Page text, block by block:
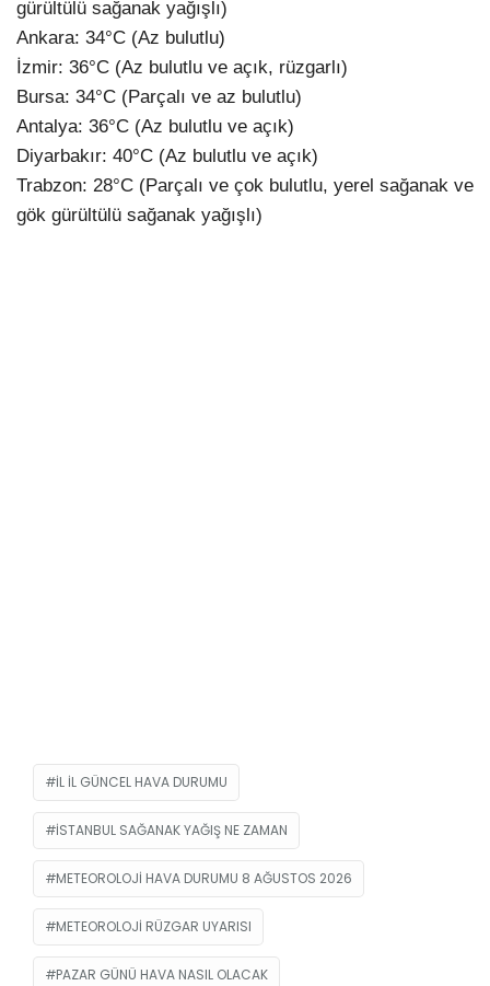
gürültülü sağanak yağışlı)
Ankara: 34°C (Az bulutlu)
İzmir: 36°C (Az bulutlu ve açık, rüzgarlı)
Bursa: 34°C (Parçalı ve az bulutlu)
Antalya: 36°C (Az bulutlu ve açık)
Diyarbakır: 40°C (Az bulutlu ve açık)
Trabzon: 28°C (Parçalı ve çok bulutlu, yerel sağanak ve
gök gürültülü sağanak yağışlı)
IL IL GÜNCEL HAVA DURUMU
ISTANBUL SAĞANAK YAĞIŞ NE ZAMAN
METEOROLOJI HAVA DURUMU 8 AĞUSTOS 2026
METEOROLOJI RÜZGAR UYARISI
PAZAR GÜNÜ HAVA NASIL OLACAK